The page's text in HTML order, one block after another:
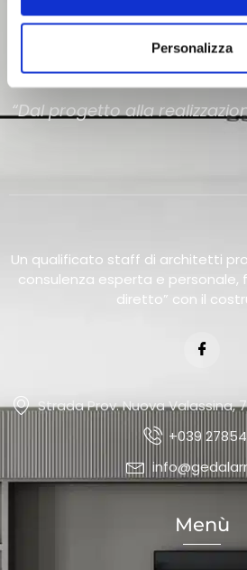
Personalizza
“Dal progetto alla
Un qualificato staff di architetti
consulenza esperta e personale,
diretto” con il
Strada Prov. Nuova Valassina,
+039
Menù